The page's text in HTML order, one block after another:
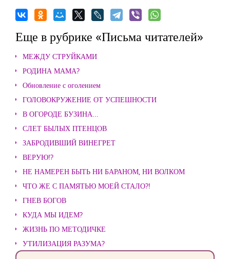
Еще в рубрике «Письма читателей»
МЕЖДУ СТРУЙКАМИ
РОДИНА МАМА?
Обновление с оголением
ГОЛОВОКРУЖЕНИЕ ОТ УСПЕШНОСТИ
В ОГОРОДЕ БУЗИНА...
СЛЕТ БЫЛЫХ ПТЕНЦОВ
ЗАБРОДИВШИЙ ВИНЕГРЕТ
ВЕРУЮ!?
НЕ НАМЕРЕН БЫТЬ НИ БАРАНОМ, НИ ВОЛКОМ
ЧТО ЖЕ С ПАМЯТЬЮ МОЕЙ СТАЛО?!
ГНЕВ БОГОВ
КУДА МЫ ИДЕМ?
ЖИЗНЬ ПО МЕТОДИЧКЕ
УТИЛИЗАЦИЯ РАЗУМА?